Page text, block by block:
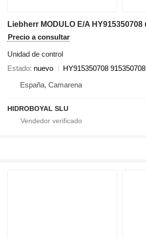
Precio a consultar
Unidad de control
Estado nuevo
HY915350708 915350708
España, Camarena
HIDROBOYAL SLU